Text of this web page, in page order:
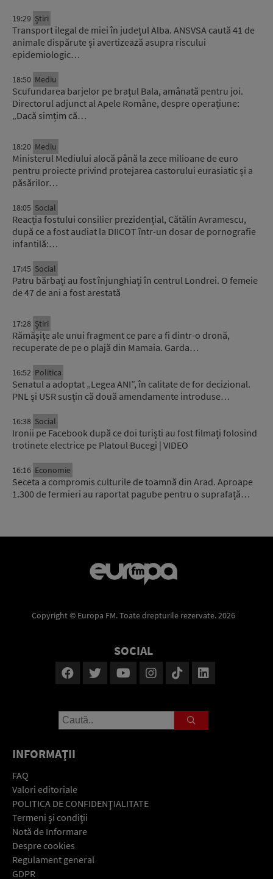
19:29 Știri
Transport ilegal de miei în județul Alba. ANSVSA caută 41 de
animale dispărute și avertizează asupra riscului
epidemiologic…
18:50 Mediu
Scufundarea barjelor pe brațul Bala, amânată pentru joi.
Directorul adjunct al Apele Române, despre operațiune:
„Dacă simțim că…
18:20 Mediu
Ministerul Mediului alocă până la zece milioane de euro
pentru proiecte privind protejarea castorului eurasiatic și a
păsărilor…
18:05 Social
Reacția fostului consilier prezidențial, Cătălin Avramescu,
după ce a fost audiat la DIICOT într-un dosar de pornografie
infantilă:…
17:45 Social
Patru bărbați au fost înjunghiați în centrul Londrei. O femeie
de 47 de ani a fost arestată
17:28 Știri
Rămășițe ale unui fragment ce pare a fi dintr-o dronă,
recuperate de pe o plajă din Mamaia. Garda…
16:52 Politica
Senatul a adoptat „Legea ANI”, în calitate de for decizional.
PNL și USR susțin că două amendamente introduse…
16:38 Social
Ironii pe Facebook după ce doi turiști au fost filmați folosind
trotinete electrice pe Platoul Bucegi | VIDEO
16:16 Economie
Seceta a compromis culturile de toamnă din Arad. Aproape
1.300 de fermieri au raportat pagube pentru o suprafață…
Copyright © Europa FM. Toate drepturile rezervate. 2026
SOCIAL
INFORMAŢII
FAQ
Valori editoriale
POLITICA DE CONFIDENŢIALITATE
Termeni şi condiţii
Notă de Informare
Despre cookies
Regulament general
GDPR